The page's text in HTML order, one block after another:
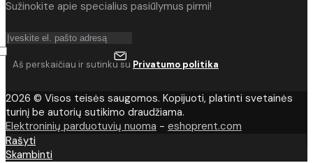
Sužinokite apie specialius pasiūlymus pirmi!
Aš perskaičiau ir sutinku su Privatumo politika
2026 © Visos teisės saugomos. Kopijuoti, platinti svetainės
turinį be autorių sutikimo draudžiama.
Elektroninių parduotuvių nuoma - eshoprent.com
Rašyti
Skambinti